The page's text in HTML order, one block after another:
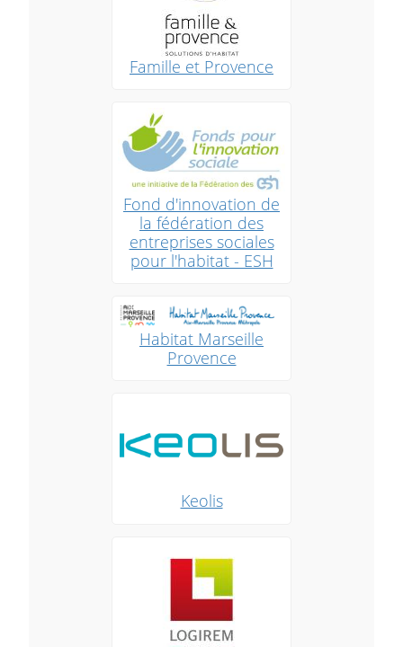
Famille et Provence
Fond d'innovation de
la fédération des
entreprises sociales
pour l'habitat - ESH
Habitat Marseille
Provence
Keolis